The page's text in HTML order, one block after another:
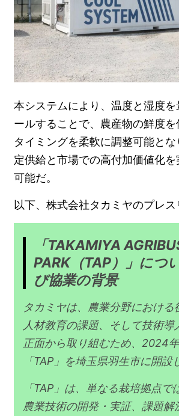
本システムにより、温度と湿度を
ールすることで、農産物の鮮度
タイミングを柔軟に調整可能と
定供給と市場での高付加価値化
可能だ。
以下、株式会社タカミヤのプレス
「TAKAMIYA
PARK（TAP）」につ
び協業の背景
タカミヤは、農業分野における
人材教育の課題、そして技術導
正面から取り組むため、2024
「TAP」を埼玉県羽生市に開設
「TAP」は、単なる栽培拠点で
農業技術の開発・実証、課題解